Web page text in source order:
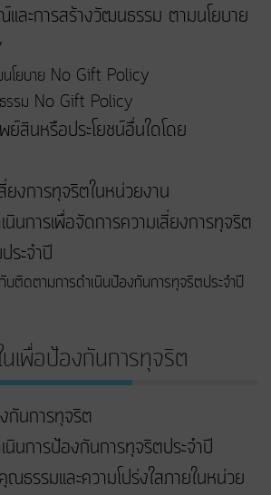
และการสร้างวัฒนธรรม ตามนโยบาย
นโยบาย No Gift Policy
รรม No Gift Policy
ย์สินหรือประโยชน์อื่นใดโดย
ยงการทุจริตในหน่วยงาน
นการเพื่อจัดการความเสี่ยงการทุจริต
ระจำปี
บติดตามการดำเนินป้องกันการทุจริตประจำปี
นเพื่อป้องกันการทุจริต
กันการทุจริต
นินการป้องกันการทุจริตประจำปี
ณธรรมและความโปร่งใสภายในหน่วย